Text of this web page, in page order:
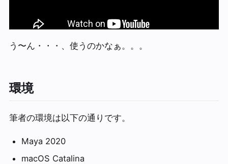
う〜ん・・・、使うのかなぁ。。。
環境
筆者の環境は以下の通りです。
Maya 2020
macOS Catalina